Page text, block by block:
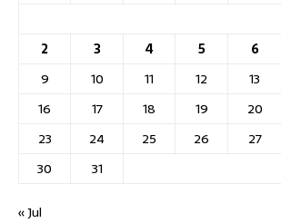
2
3 4 5 6
9
10 11 12 13
16
17 18 19 20
23
24 25 26 27
30
31
« Jul